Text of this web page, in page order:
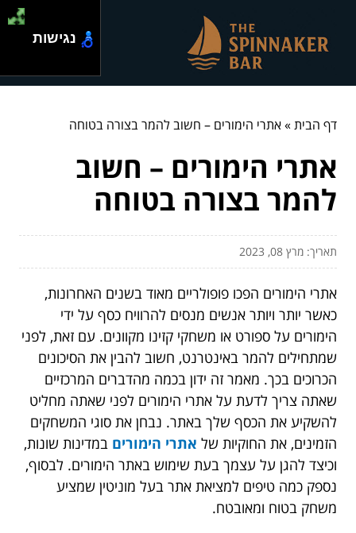
דף הבית»אתרי הימורים – חשוב להמר בצורה בטוחה
אתרי הימורים – חשוב
להמר בצורה בטוחה
תאריך: מרץ 08, 2023
אתרי הימורים הפכו פופולריים מאוד בשנים האחרונות,
כאשר יותר ויותר אנשים מנסים להרוויח כסף על ידי
הימורים על ספורט או משחקי קזינו מקוונים. עם זאת, לפני
שמתחילים להמר באינטרנט, חשוב להבין את הסיכונים
הכרוכים בכך. מאמר זה ידון בכמה מהדברים המרכזיים
שאתה צריך לדעת על אתרי הימורים לפני שאתה מחליט
להשקיע את הכסף שלך באתר. נבחן את סוגי המשחקים
הזמינים, את החוקיות של אתרי הימורים במדינות שונות,
וכיצד להגן על עצמך בעת שימוש באתר הימורים. לבסוף,
נספק כמה טיפים למציאת אתר בעל מוניטין שמציע
משחק בטוח ומאובטח.
נגישות